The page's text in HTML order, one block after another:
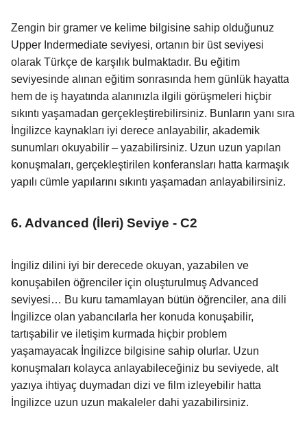
Zengin bir gramer ve kelime bilgisine sahip olduğunuz
Upper Indermediate seviyesi, ortanın bir üst seviyesi
olarak Türkçe de karşılık bulmaktadır. Bu eğitim
seviyesinde alınan eğitim sonrasında hem günlük hayatta
hem de iş hayatında alanınızla ilgili görüşmeleri hiçbir
sıkıntı yaşamadan gerçekleştirebilirsiniz. Bunların yanı sıra
İngilizce kaynakları iyi derece anlayabilir, akademik
sunumları okuyabilir – yazabilirsiniz. Uzun uzun yapılan
konuşmaları, gerçekleştirilen konferansları hatta karmaşık
yapılı cümle yapılarını sıkıntı yaşamadan anlayabilirsiniz.
6. Advanced (İleri) Seviye - C2
İngiliz dilini iyi bir derecede okuyan, yazabilen ve
konuşabilen öğrenciler için oluşturulmuş Advanced
seviyesi… Bu kuru tamamlayan bütün öğrenciler, ana dili
İngilizce olan yabancılarla her konuda konuşabilir,
tartışabilir ve iletişim kurmada hiçbir problem
yaşamayacak İngilizce bilgisine sahip olurlar. Uzun
konuşmaları kolayca anlayabileceğiniz bu seviyede, alt
yazıya ihtiyaç duymadan dizi ve film izleyebilir hatta
İngilizce uzun uzun makaleler dahi yazabilirsiniz.